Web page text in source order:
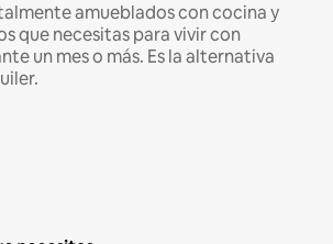
amueblados con cocina y
que necesitas para vivir con
un mes o más. Es la alternativa